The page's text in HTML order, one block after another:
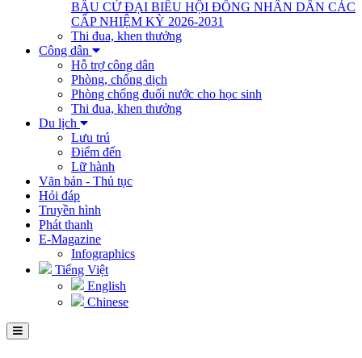
BẦU CỬ ĐẠI BIỂU HỘI ĐỒNG NHÂN DÂN CÁC
CẤP NHIỆM KỲ 2026-2031
Thi đua, khen thưởng
Công dân
Hỗ trợ công dân
Phòng, chống dịch
Phòng chống đuối nước cho học sinh
Thi đua, khen thưởng
Du lịch
Lưu trú
Điểm đến
Lữ hành
Văn bản - Thủ tục
Hỏi đáp
Truyền hình
Phát thanh
E-Magazine
Infographics
Tiếng Việt
English
Chinese